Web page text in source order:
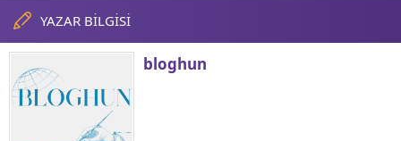
YAZAR BİLGİSİ
bloghun